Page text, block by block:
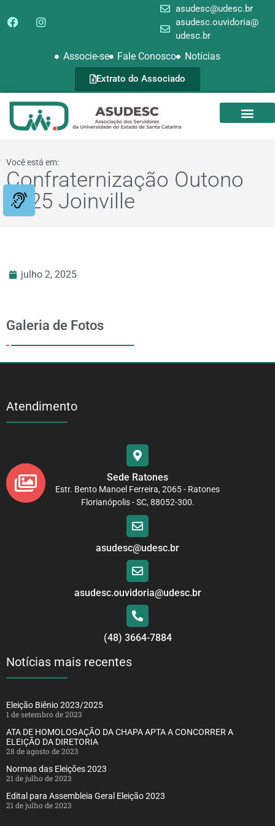
asudesc@udesc.br
asudesc.ouvidoria@
udesc.br
Associe-se Fale Conosco Notícias
Extrato do Associado
Você está em:
Confraternização Outono
2025 Joinville
julho 2, 2025
Galeria de Fotos
Atendimento
Sede Ratones
Estr. Bento Manoel Ferreira, 2065 - Ratones
Florianópolis - SC, 88052-300.
asudesc@udesc.br
asudesc.ouvidoria@udesc.br
(48) 3664-7884
Notícias mais recentes
Eleição Biênio 2023/2025
1 de setembro de 2023
ATA DE HOMOLOGAÇÃO DA CHAPA APTA A CONCORRER A
ELEIÇÃO DA DIRETORIA
28 de agosto de 2023
Normas das Eleições 2023
21 de julho de 2023
Edital para Assembleia Geral Eleição 2023
21 de julho de 2023